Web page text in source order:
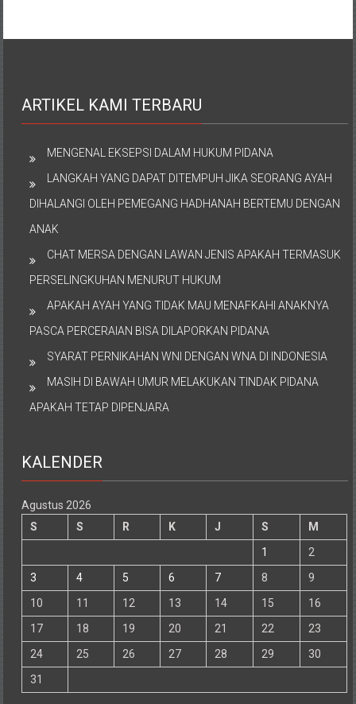
ARTIKEL KAMI TERBARU
MENGENAL EKSEPSI DALAM HUKUM PIDANA
LANGKAH YANG DAPAT DITEMPUH JIKA SEORANG AYAH
DIHALANGI OLEH PEMEGANG HADHANAH BERTEMU DENGAN
ANAK
CHAT MERSA DENGAN LAWAN JENIS APAKAH TERMASUK
PERSELINGKUHAN MENURUT HUKUM
APAKAH AYAH YANG TIDAK MAU MENAFKAHI ANAKNYA
PASCA PERCERAIAN BISA DILAPORKAN PIDANA
SYARAT PERNIKAHAN WNI DENGAN WNA DI INDONESIA
MASIH DI BAWAH UMUR MELAKUKAN TINDAK PIDANA
APAKAH TETAP DIPENJARA
KALENDER
Agustus 2026
S
S R K J S
M
1
2
3
4 5 6 7 8
9
10
11 12 13 14 15
16
17
18 19 20 21 22
23
24
25 26 27 28 29
30
31